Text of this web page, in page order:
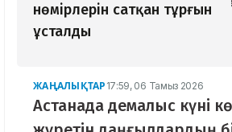
нөмірлерін сатқан тұрғын
ұсталды
ЖАҢАЛЫҚТАР 17:59, 06 Тамыз 2026
Астанада демалыс күні